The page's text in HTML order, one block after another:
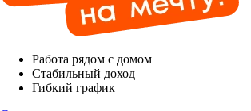
Работа рядом с домом
Стабильный доход
Гибкий график